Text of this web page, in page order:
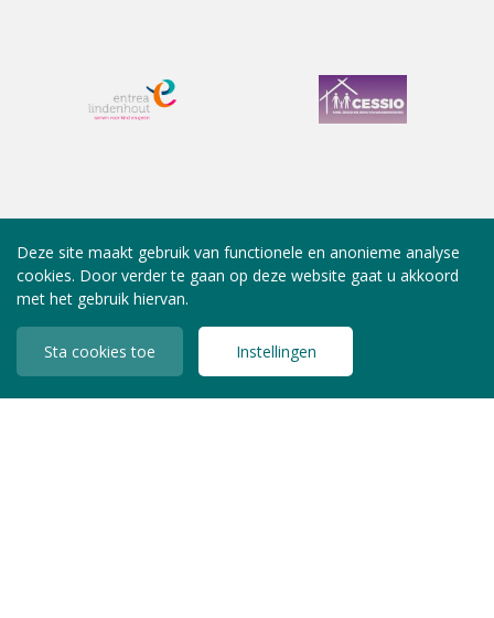
Deze site maakt gebruik van functionele en anonieme analyse
cookies. Door verder te gaan op deze website gaat u akkoord
met het gebruik hiervan.
Sta cookies toe Instellingen